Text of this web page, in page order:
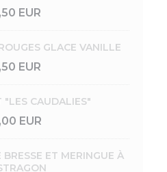
EUR
GLACE VANILLE
EUR
"LES CAUDALIES"
EUR
BRESSE ET MERINGUE À